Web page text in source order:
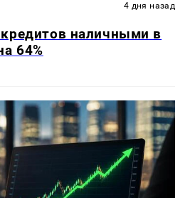
4 дня назад
наличными в
64%